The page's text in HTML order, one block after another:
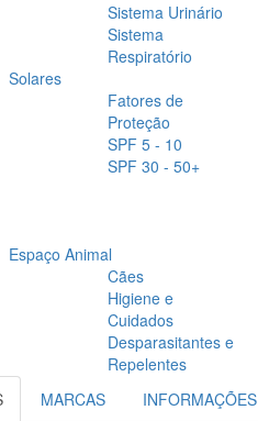
Sistema Urinário
Sistema
Respiratório
Solares
Fatores de
Proteção
SPF 5 - 10
SPF 30 - 50+
Espaço Animal
Cães
Higiene e
Cuidados
Desparasitantes e
Repelentes
MARCAS
INFORMAÇÕES